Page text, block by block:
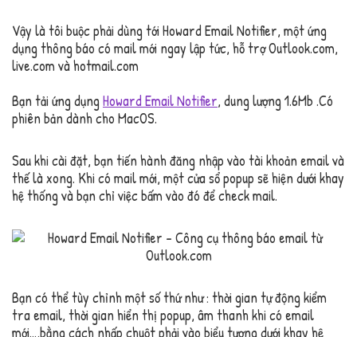
Vậy là tôi buộc phải dùng tới Howard Email Notifier, một ứng
dụng thông báo có mail mới ngay lập tức, hỗ trợ Outlook.com,
live.com và hotmail.com
Bạn tải ứng dụng Howard Email Notifier, dung lượng 1.6Mb .Có
phiên bản dành cho MacOS.
Sau khi cài đặt, bạn tiến hành đăng nhập vào tài khoản email và
thế là xong. Khi có mail mới, một cửa sổ popup sẽ hiện dưới khay
hệ thống và bạn chỉ việc bấm vào đó để check mail.
Bạn có thể tùy chỉnh một số thứ như : thời gian tự động kiểm
tra email, thời gian hiển thị popup, âm thanh khi có email
mới….bằng cách nhấp chuột phải vào biểu tượng dưới khay hệ